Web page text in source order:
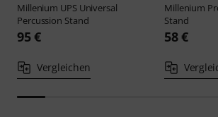
Millenium UPS Universal
Percussion Stand
95 €
Vergleichen
Millenium
Stand
58 €